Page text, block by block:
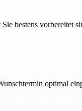
bestens vorbereitet
optimal